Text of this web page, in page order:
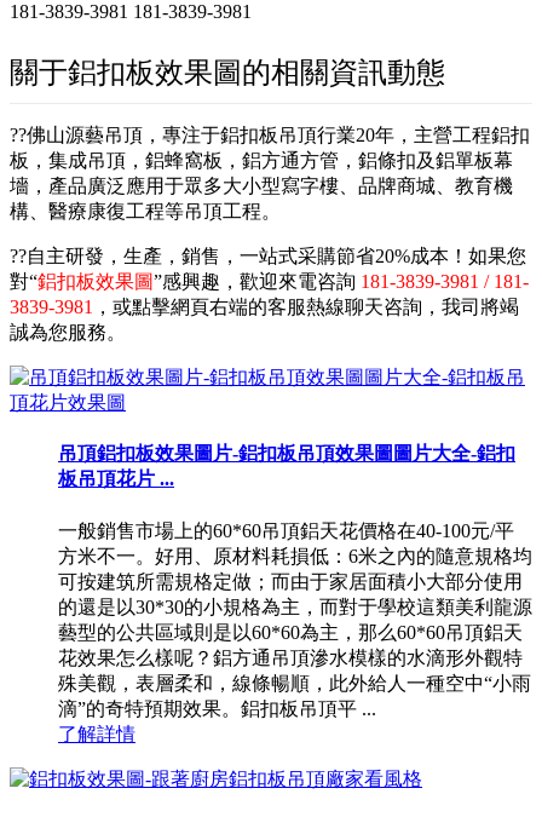
181-3839-3981 181-3839-3981
關于鋁扣板效果圖的相關資訊動態
??佛山源藝吊頂，專注于鋁扣板吊頂行業20年，主營工程鋁扣
板，集成吊頂，鋁蜂窩板，鋁方通方管，鋁條扣及鋁單板幕
墻，產品廣泛應用于眾多大小型寫字樓、品牌商城、教育機
構、醫療康復工程等吊頂工程。
??自主研發，生產，銷售，一站式采購節省20%成本！如果您
對“鋁扣板效果圖”感興趣，歡迎來電咨詢 181-3839-3981 / 181-
3839-3981 ，或點擊網頁右端的客服熱線聊天咨詢，我司將竭
誠為您服務。
吊頂鋁扣板效果圖片-鋁扣板吊頂效果圖圖片大全-鋁扣
板吊頂花片 ...
一般銷售市場上的60*60吊頂鋁天花價格在40-100元/平
方米不一。好用、原材料耗損低：6米之內的隨意規格均
可按建筑所需規格定做；而由于家居面積小大部分使用
的還是以30*30的小規格為主，而對于學校這類美利龍源
藝型的公共區域則是以60*60為主，那么60*60吊頂鋁天
花效果怎么樣呢？鋁方通吊頂滲水模樣的水滴形外觀特
殊美觀，表層柔和，線條暢順，此外給人一種空中“小雨
滴”的奇特預期效果。鋁扣板吊頂平 ...
了解詳情